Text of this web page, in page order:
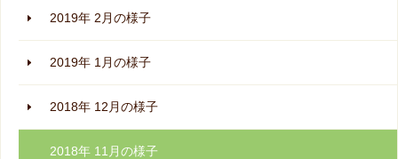
2019年 2月の様子
2019年 1月の様子
2018年 12月の様子
2018年 11月の様子